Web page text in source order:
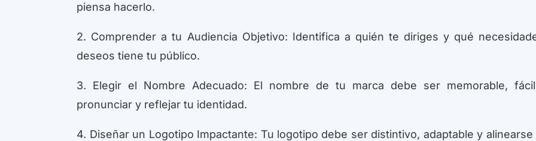
piensa hacerlo.
2. Comprender a tu Audiencia Objetivo: Identifica a quién te diriges y qué
deseos tiene tu público.
3. Elegir el Nombre Adecuado: El nombre de tu marca debe ser memorable,
pronunciar y reflejar tu identidad.
4. Diseñar un Logotipo Impactante: Tu logotipo debe ser distintivo, adaptable y alinearse